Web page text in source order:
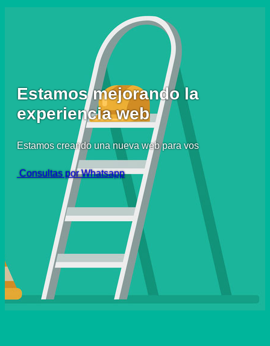
Estamos mejorando la
experiencia web
Estamos creando una nueva web para vos
Consultas por Whatsapp